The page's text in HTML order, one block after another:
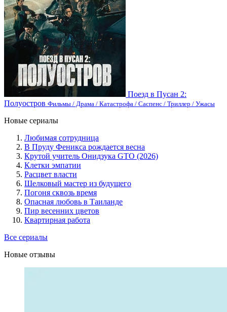
Поезд в Пусан 2:
Полуостров Фильмы / Драма / Катастрофа / Саспенс / Триллер / Ужасы
Новые сериалы
Любимая сотрудница
В Пруду Феникса рождается весна
Крутой учитель Онидзука GTO (2026)
Клетки эмпатии
Расцвет власти
Шелковый мастер из будущего
Погоня сквозь время
Опасная любовь в Таиланде
Пир весенних цветов
Квартирная работа
Все сериалы
Новые отзывы